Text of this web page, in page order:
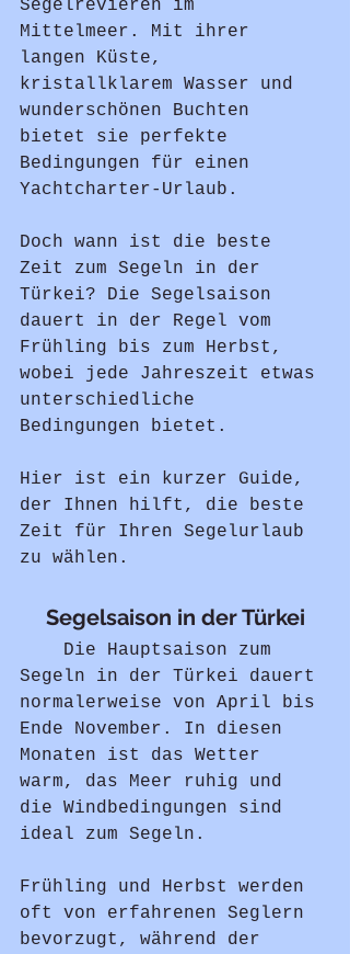
Segelrevieren im
Mittelmeer. Mit ihrer
langen Küste,
kristallklarem Wasser und
wunderschönen Buchten
bietet sie perfekte
Bedingungen für einen
Yachtcharter-Urlaub.
Doch wann ist die beste
Zeit zum Segeln in der
Türkei? Die Segelsaison
dauert in der Regel vom
Frühling bis zum Herbst,
wobei jede Jahreszeit etwas
unterschiedliche
Bedingungen bietet.
Hier ist ein kurzer Guide,
der Ihnen hilft, die beste
Zeit für Ihren Segelurlaub
zu wählen.
Segelsaison in der Türkei
Segeln in der Türkei dauert
normalerweise von April bis
Ende November. In diesen
Monaten ist das Wetter
warm, das Meer ruhig und
die Windbedingungen sind
ideal zum Segeln.
Frühling und Herbst werden
oft von erfahrenen Seglern
bevorzugt, während der